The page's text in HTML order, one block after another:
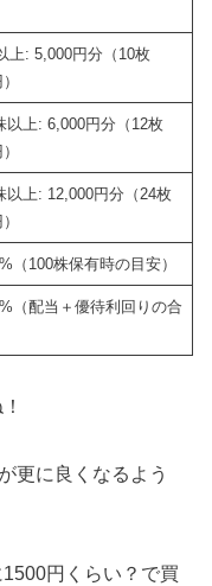
上: 5,000円分（10枚
以上: 6,000円分（12枚
以上: 12,000円分（24枚
（100株保有時の目安）
（配当＋優待利回りの合
更に良くなるよう
円くらい？で買